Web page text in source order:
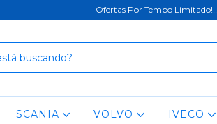
Ofertas Por Tempo Limitado!!!
SCANIA VOLVO IVECO